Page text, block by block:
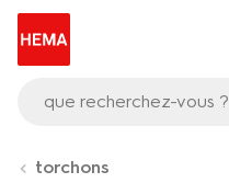
que recherchez-vous ?
torchons